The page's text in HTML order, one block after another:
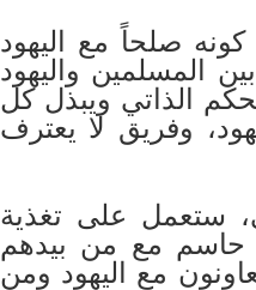
صلحاً مع اليهود
المسلمين واليهود
الذاتي ويبذل كل
وفريق لا يعترف
ستعمل على تغذية
حاسم مع من بيدهم
مع اليهود ومن